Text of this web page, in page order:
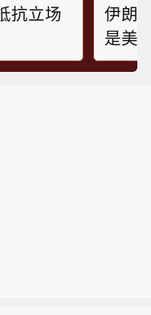
抗立场
伊朗
是美